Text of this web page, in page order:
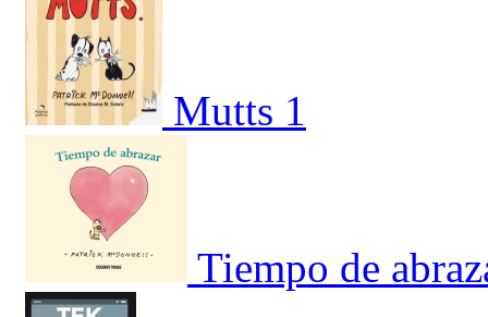
Mutts 1
Tiempo de